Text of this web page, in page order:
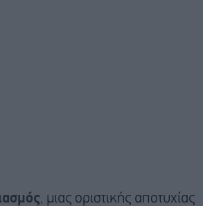
, μιας οριστικής αποτυχίας